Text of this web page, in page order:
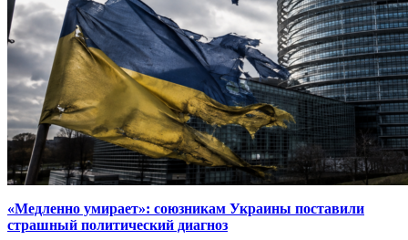
«Медленно умирает»: союзникам Украины поставили
страшный политический диагноз